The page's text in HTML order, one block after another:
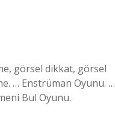
görsel dikkat, görsel
… Enstrüman Oyunu. …
Bul Oyunu.